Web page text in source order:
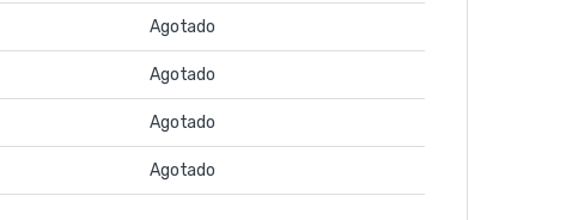
Agotado
Agotado
Agotado
Agotado